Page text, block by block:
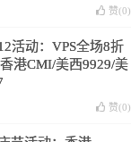
赞(0)
活动：VPS全场8折
港CMI/美西9929/美
赞(0)